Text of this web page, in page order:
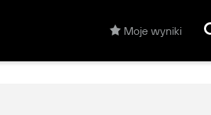
Moje wyniki